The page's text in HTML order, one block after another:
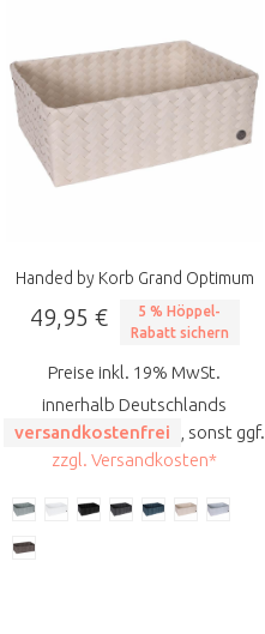
Handed by Korb Grand Optimum
49,95 €
5 % Höppel-
Rabatt sichern
Preise inkl. 19% MwSt.
innerhalb Deutschlands
versandkostenfrei
, sonst ggf.
zzgl. Versandkosten*